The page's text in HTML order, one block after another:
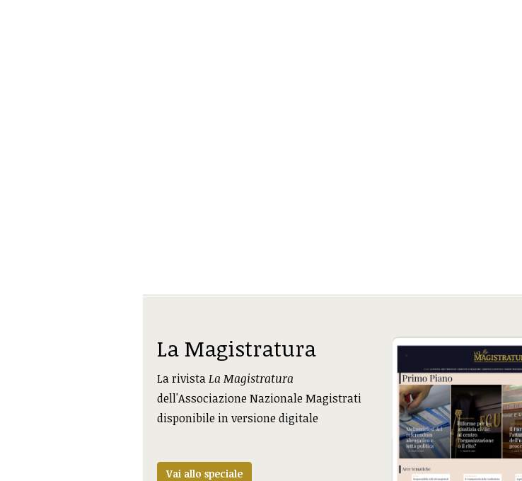
La Magistratura
La rivistaLa Magistratura
dell'Associazione Nazionale Magistrati
disponibile in versione digitale
Vai allo speciale